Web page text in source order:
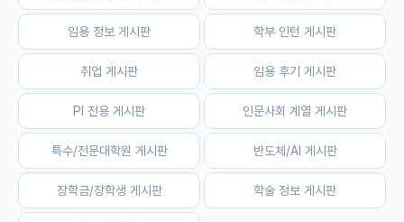
베스트 게시판
IF 명예의전당
자유 게시판(아무개랩)
미국 유학 게시판
미국 대학원 합격 후기 게시판
대학원생 모집 게시판
임용 정보 게시판 학부 인턴 게시판
취업 게시판 임용 후기 게시판
PI 전용 게시판 인문사회 계열 게시판
특수/전문대학원 게시판 반도체/AI 게시판
장학금/장학생 게시판 학술 정보 게시판